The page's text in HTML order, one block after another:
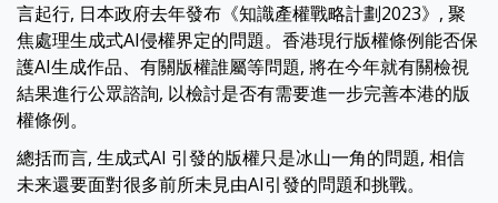
言起行, 日本政府去年發布《知識產權戰略計劃2023》, 聚
焦處理生成式AI侵權界定的問題。香港現行版權條例能否保
護AI生成作品、有關版權誰屬等問題, 將在今年就有關檢視
結果進行公眾諮詢, 以檢討是否有需要進一步完善本港的版
權條例。
總括而言, 生成式AI 引發的版權只是冰山一角的問題, 相信
未来還要面對很多前所未見由AI引發的問題和挑戰。